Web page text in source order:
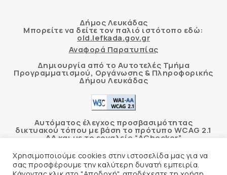
Δήμος Λευκάδας
Μπορείτε να δείτε τον παλιό ιστότοπο εδώ:
old.lefkada.gov.gr
Αναφορά Παρατυπίας
Δημιουργία από το Αυτοτελές Τμήμα
Προγραμματισμού, Οργάνωσης & Πληροφορικής
Δήμου Λευκάδας
Αυτόματος έλεγχος προσβασιμότητας
δικτυακού τόπου με βάση το πρότυπο WCAG 2.1
AA και με το εργαλείο “AChecker”
Δήλωση Προσβασιμότητας
Χρησιμοποιούμε cookies στην ιστοσελίδα μας για να
σας προσφέρουμε την καλύτερη δυνατή εμπειρία.